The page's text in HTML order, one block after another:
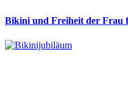
Bikini und Freiheit der Frau